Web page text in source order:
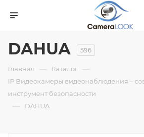
DAHUA 596
Главная — Каталог —
IP Видеокамеры видеонаблюдения –
инструмент безопасности
— DAHUA